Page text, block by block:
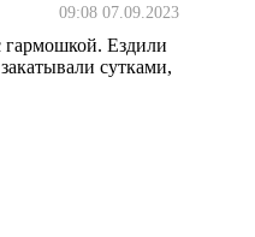
09:08 07.09.2023
гармошкой. Ездили
сутками,